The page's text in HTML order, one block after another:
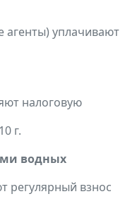
агенты) уплачивают
налоговую
г.
водных
регулярный взнос